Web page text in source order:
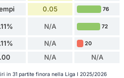
0.05 76
N/A 72
N/A 20
N/A N/A
in 31 partite finora nella Liga I 2025/2026